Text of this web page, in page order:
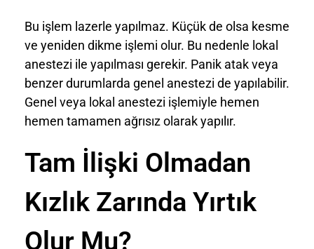
Bu işlem lazerle yapılmaz. Küçük de olsa kesme
ve yeniden dikme işlemi olur. Bu nedenle lokal
anestezi ile yapılması gerekir. Panik atak veya
benzer durumlarda genel anestezi de yapılabilir.
Genel veya lokal anestezi işlemiyle hemen
hemen tamamen ağrısız olarak yapılır.
Tam İlişki Olmadan
Kızlık Zarında Yırtık
Olur Mu?